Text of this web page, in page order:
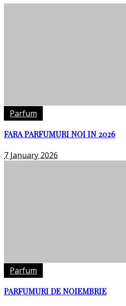
Parfum
FARA PARFUMURI NOI IN 2026
7 January 2026
Parfum
PARFUMURI DE NOIEMBRIE